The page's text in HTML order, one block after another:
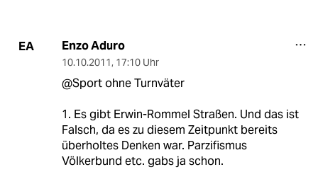
EA Enzo Aduro
10.10.2011, 17:10 Uhr
@Sport ohne Turnväter
1. Es gibt Erwin-Rommel Straßen. Und das ist
Falsch, da es zu diesem Zeitpunkt bereits
überholtes Denken war. Parzifismus
Völkerbund etc. gabs ja schon.